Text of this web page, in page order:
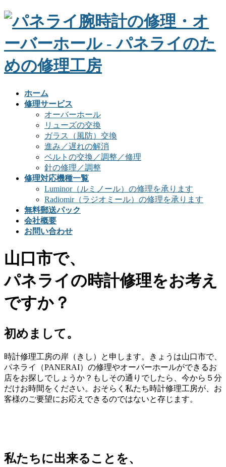
ホーム
修理サービス
オーバーホール
リューズの交換
ガラス（風防）交換
進み／遅れの解消
ベルトの交換／調整／修理
針の修理／調整
修理対応機種一覧
Luminor（ルミノール）の修理を承ります
Radiomir（ラジオミール）の修理を承ります
無料郵送パック
会社概要
お問い合わせ
山口市で、
パネライの時計修理をお考え
ですか？
初めまして。
時計修理工房の岸（きし）と申します。きょうは山口市で、
パネライ（PANERAI）の修理やオーバーホールができるお
店をお探しでしょうか？もしその通りでしたら、今から５分
だけお時間をください。おそらく私たち時計修理工房が、お
客様のご要望にお応えできるのではないと存じます。
私たちに出来ることを、